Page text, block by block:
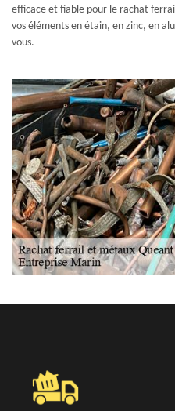
efficace et fiable pour le rachat
vos éléments en étain, en zinc, en
vous.